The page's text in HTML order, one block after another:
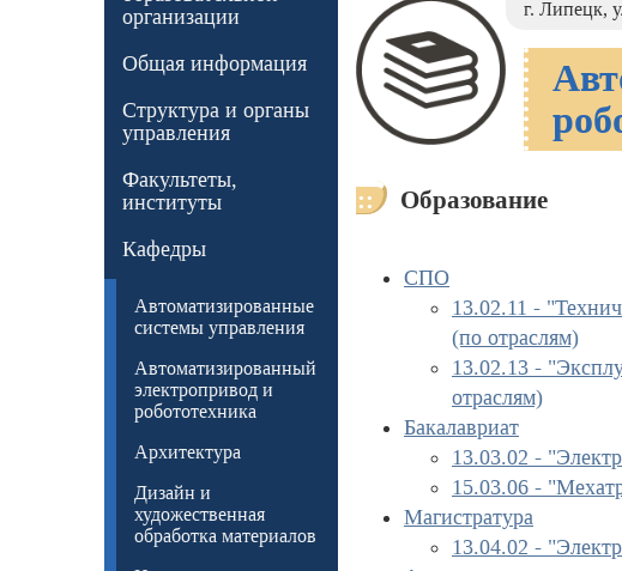
организации
Общая информация
Структура и органы
управления
Факультеты,
институты
Кафедры
Автоматизированные
системы управления
Автоматизированный
электропривод и
робототехника
Архитектура
Дизайн и
художественная
обработка материалов
г. Липецк,
Образование
СПО
13.02.11 -
(по отраслям)
13.02.13 -
отраслям)
Бакалавриат
13.03.02 -
15.03.06 -
Магистратура
13.04.02 -